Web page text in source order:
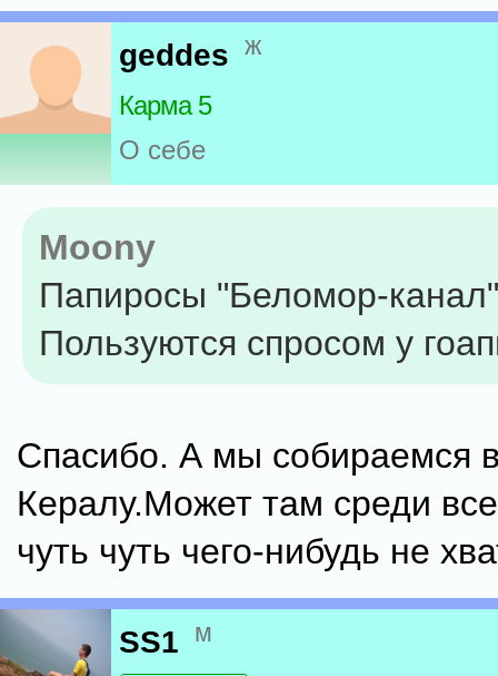
geddes ж
Карма 5
О себе
Moony
Папиросы "Беломор-
Пользуются спросом у
Спасибо. А мы собираемся
Кералу.Может там среди
чуть чуть чего-нибудь не
SS1 м